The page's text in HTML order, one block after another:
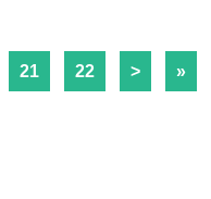
21 22 > »